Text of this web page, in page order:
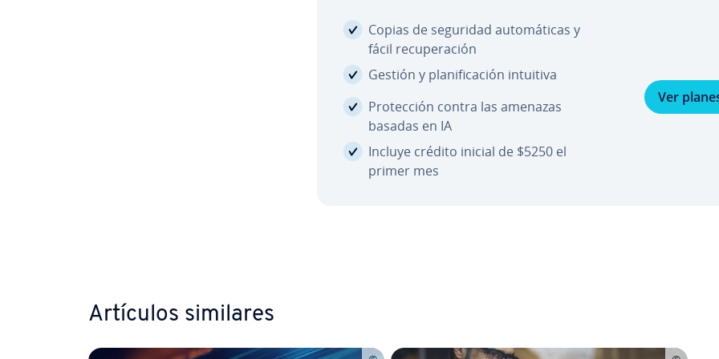
Copias de seguridad au­to­má­ti­cas y
fácil re­cu­pe­ra­ción
Gestión y pla­ni­fi­ca­ción intuitiva
Pro­te­c­ción contra las amenazas
basadas en IA
Incluye crédito inicial de $5250 el
primer mes
Ver
Artículos similares